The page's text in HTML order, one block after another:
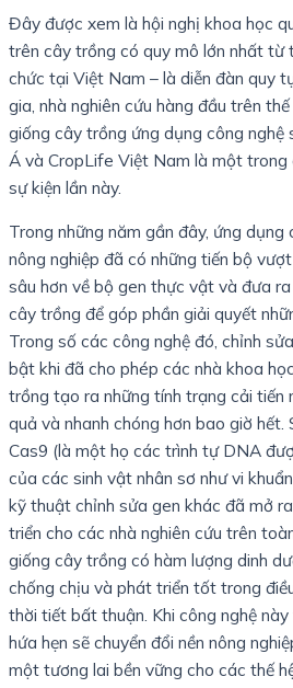
Đây được xem là hội nghị khoa học
trên cây trồng có quy mô lớn nhất từ
chức tại Việt Nam – là diễn đàn quy
gia, nhà nghiên cứu hàng đầu trên
giống cây trồng ứng dụng công nghệ
Á và CropLife Việt Nam là một
sự kiện lần này.
Trong những năm gần đây, ứng dụng
nông nghiệp đã có những tiến bộ
sâu hơn về bộ gen thực vật và đưa
cây trồng để góp phần giải quyết
Trong số các công nghệ đó, chỉnh
bật khi đã cho phép các nhà khoa
trồng tạo ra những tính trạng cải tiến
quả và nhanh chóng hơn bao giờ hết.
Cas9 (là một họ các trình tự DNA
của các sinh vật nhân sơ như vi
kỹ thuật chỉnh sửa gen khác đã mở
triển cho các nhà nghiên cứu trên
giống cây trồng có hàm lượng dinh
chống chịu và phát triển tốt trong
thời tiết bất thuận. Khi công nghệ
hứa hẹn sẽ chuyển đổi nền nông
một tương lai bền vững cho các thế